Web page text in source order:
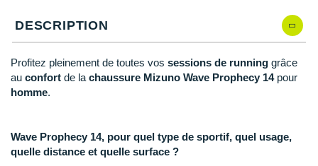
DESCRIPTION
Profitez pleinement de toutes vos sessions de running grâce
au confort de la chaussure Mizuno Wave Prophecy 14pour
homme.
Wave Prophecy 14, pour quel type de sportif, quel usage,
quelle distance et quelle surface ?
DÉSTOCKAGE
Nike
NNormal
Odlo
Orca